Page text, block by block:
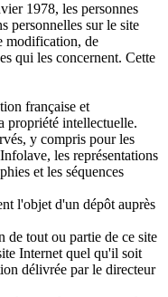
1978, les personnes
personnelles sur le site
modification, de
qui les concernent. Cette
française et
propriété intellectuelle.
y compris pour les
les représentations
et les séquences
l'objet d'un dépôt auprès
tout ou partie de ce site
Internet quel qu'il soit
délivrée par le directeur